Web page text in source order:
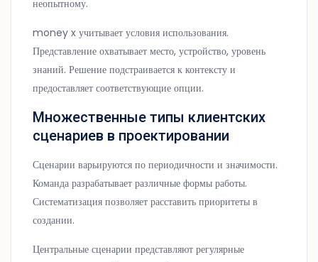
неопытному.
money x учитывает условия использования.
Представление охватывает место, устройство, уровень
знаний. Решение подстраивается к контексту и
предоставляет соответствующие опции.
Множественные типы клиентских
сценариев в проектировании
Сценарии варьируются по периодичности и значимости.
Команда разрабатывает различные формы работы.
Систематизация позволяет расставить приоритеты в
создании.
Центральные сценарии представляют регулярные